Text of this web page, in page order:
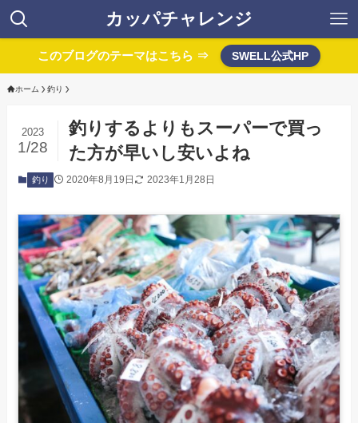
カッパチャレンジ
このブログのテーマはこちら ⇒ SWELL公式HP
ホーム 釣り
釣りするよりもスーパーで買っ
た方が早いし安いよね
2023
1/28
釣り 2020年8月19日 2023年1月28日